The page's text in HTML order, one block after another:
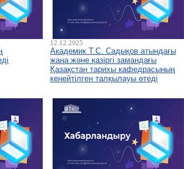
12.12.2025
Академик Т.С. Садықов атындағы
жаңа және қазіргі замандағы
Қазақстан тарихы кафедрасының
кеңейтілген талқылауы өтеді